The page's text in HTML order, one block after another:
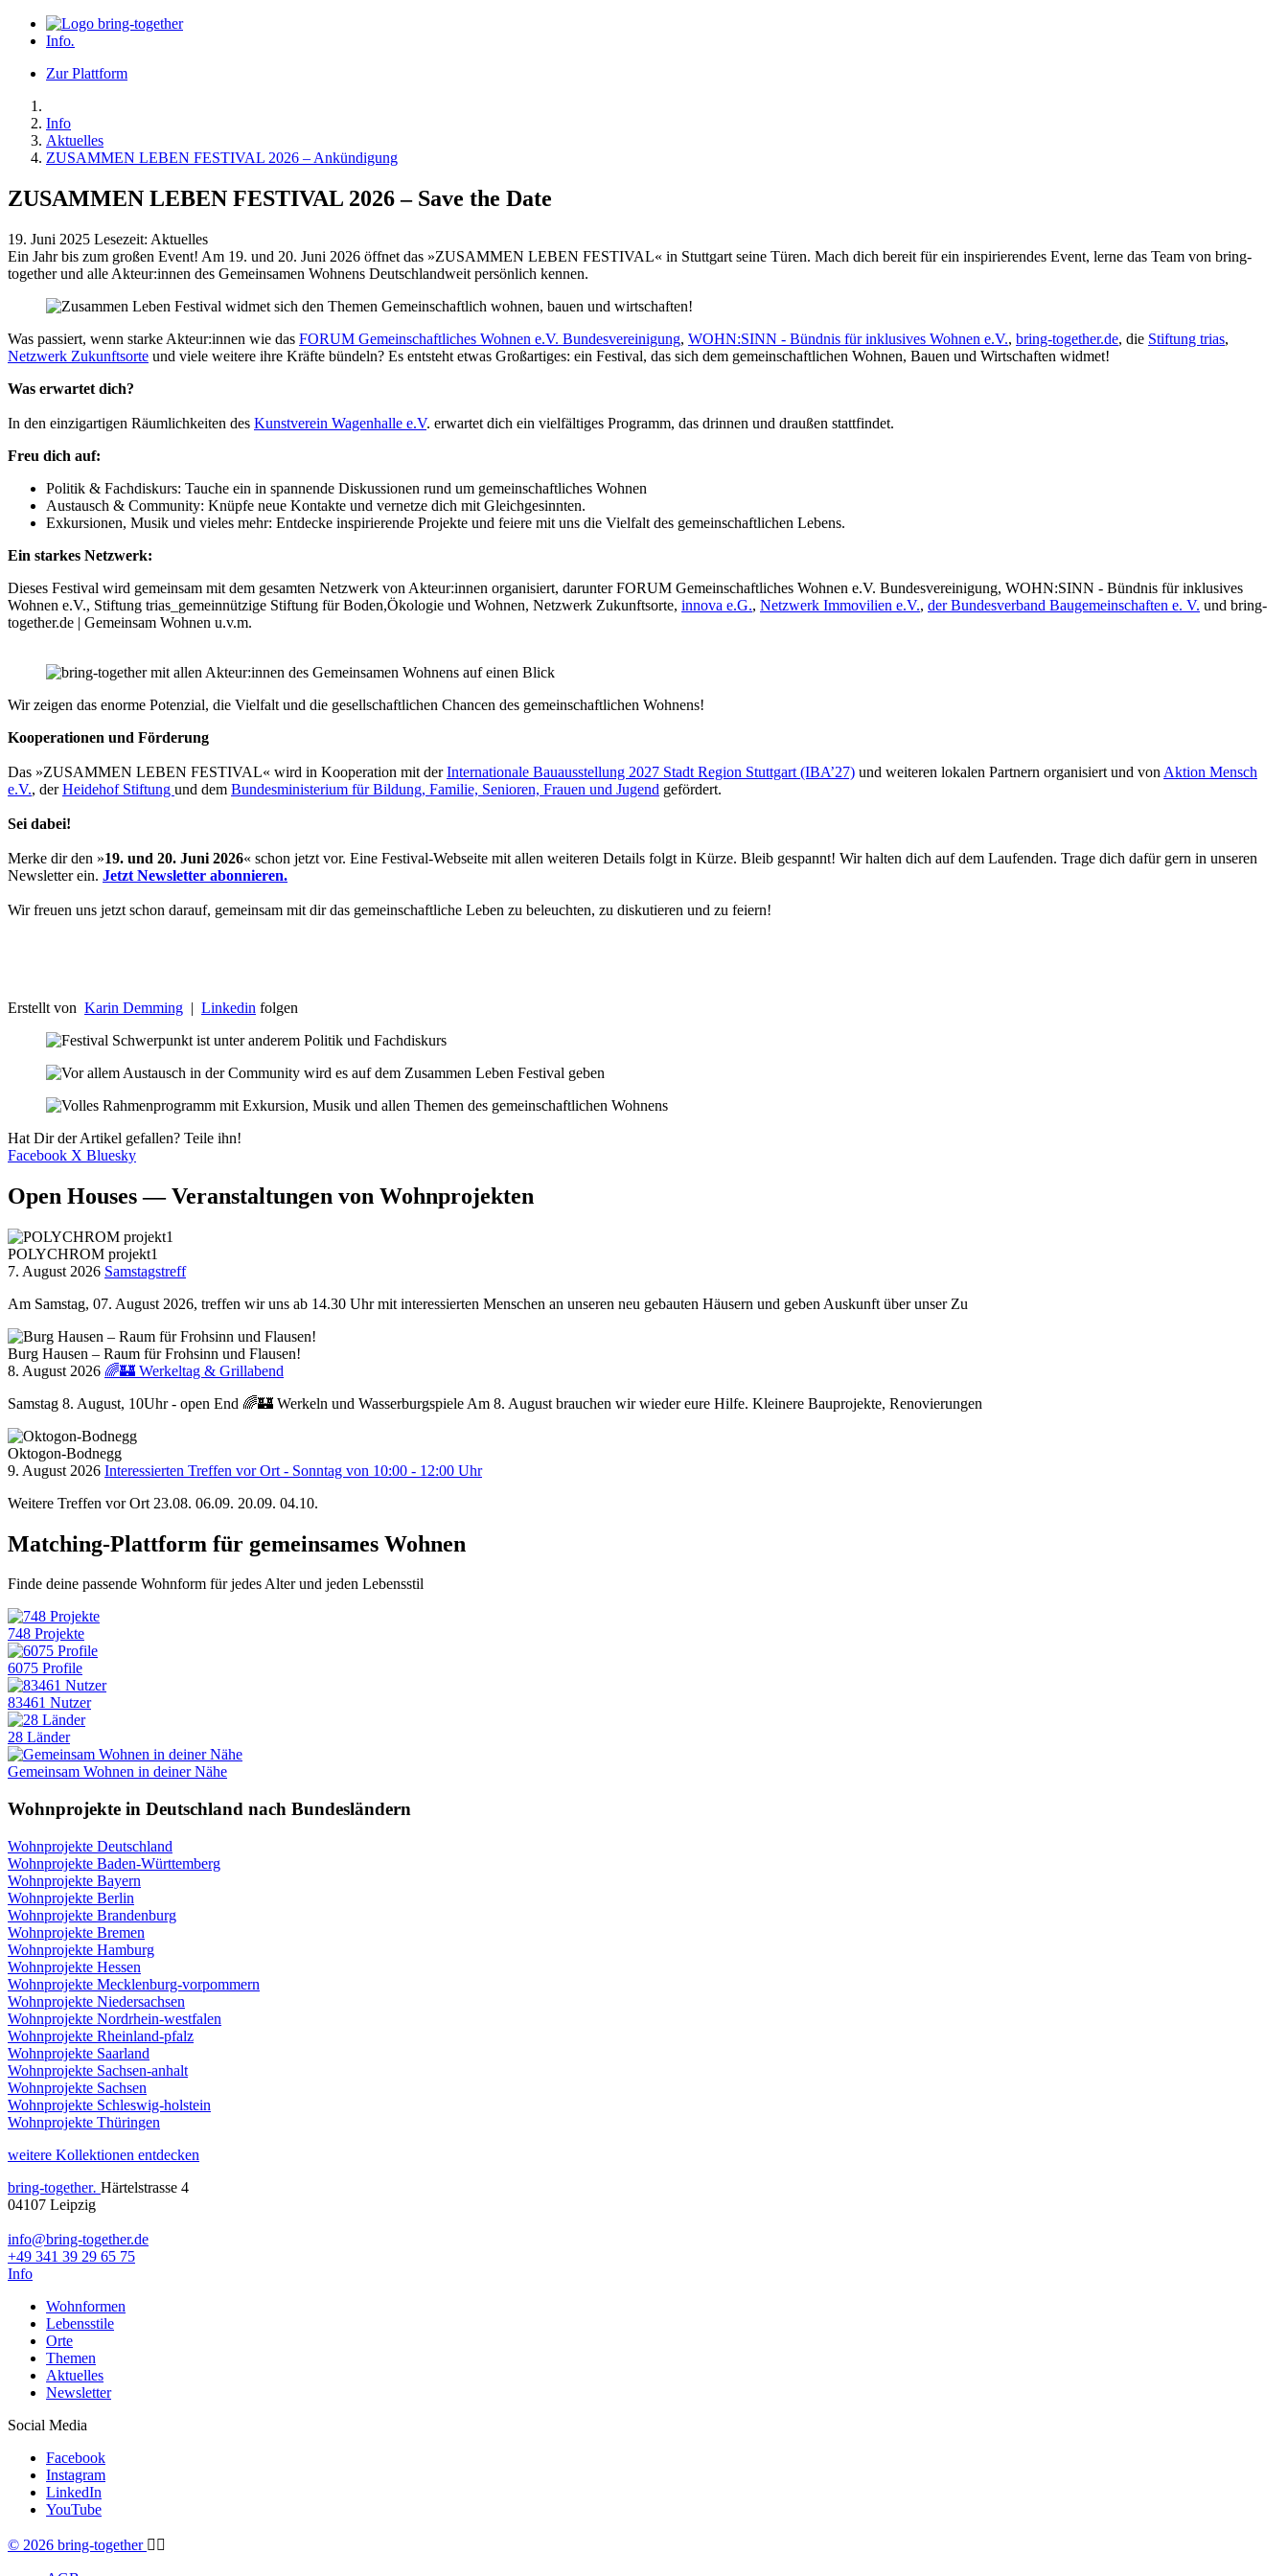
Info.
Zur Plattform
Info
Aktuelles
ZUSAMMEN LEBEN FESTIVAL 2026 – Ankündigung
ZUSAMMEN LEBEN FESTIVAL 2026 – Save the Date
19. Juni 2025 Lesezeit: Aktuelles
Ein Jahr bis zum großen Event! Am 19. und 20. Juni 2026 öffnet das »ZUSAMMEN LEBEN FESTIVAL« in Stuttgart seine Türen. Mach dich bereit für ein inspirierendes Event, lerne das Team von bring-
together und alle Akteur:innen des Gemeinsamen Wohnens Deutschlandweit persönlich kennen.
Was passiert, wenn starke Akteur:innen wie das FORUM Gemeinschaftliches Wohnen e.V. Bundesvereinigung, WOHN:SINN - Bündnis für inklusives Wohnen e.V., bring-together.de, die Stiftung trias,
Netzwerk Zukunftsorte und viele weitere ihre Kräfte bündeln? Es entsteht etwas Großartiges: ein Festival, das sich dem gemeinschaftlichen Wohnen, Bauen und Wirtschaften widmet!
Was erwartet dich?
In den einzigartigen Räumlichkeiten des Kunstverein Wagenhalle e.V. erwartet dich ein vielfältiges Programm, das drinnen und draußen stattfindet.
Freu dich auf:
Politik & Fachdiskurs: Tauche ein in spannende Diskussionen rund um gemeinschaftliches Wohnen
Austausch & Community: Knüpfe neue Kontakte und vernetze dich mit Gleichgesinnten.
Exkursionen, Musik und vieles mehr: Entdecke inspirierende Projekte und feiere mit uns die Vielfalt des gemeinschaftlichen Lebens.
Ein starkes Netzwerk:
Dieses Festival wird gemeinsam mit dem gesamten Netzwerk von Akteur:innen organisiert, darunter FORUM Gemeinschaftliches Wohnen e.V. Bundesvereinigung, WOHN:SINN - Bündnis für inklusives
Wohnen e.V., Stiftung trias_gemeinnützige Stiftung für Boden,Ökologie und Wohnen, Netzwerk Zukunftsorte, innova e.G., Netzwerk Immovilien e.V., der Bundesverband Baugemeinschaften e. V. und bring-
together.de | Gemeinsam Wohnen u.v.m.
Wir zeigen das enorme Potenzial, die Vielfalt und die gesellschaftlichen Chancen des gemeinschaftlichen Wohnens!
Kooperationen und Förderung
Das »ZUSAMMEN LEBEN FESTIVAL« wird in Kooperation mit derInternationale Bauausstellung 2027 Stadt Region Stuttgart (IBA’27) und weiteren lokalen Partnern organisiert und von Aktion Mensch
e.V., derHeidehof Stiftung und dem Bundesministerium für Bildung, Familie, Senioren, Frauen und Jugend gefördert.
Sei dabei!
Merke dir den »19. und 20. Juni 2026« schon jetzt vor. Eine Festival-Webseite mit allen weiteren Details folgt in Kürze. Bleib gespannt! Wir halten dich auf dem Laufenden. Trage dich dafür gern in unseren
Newsletter ein. Jetzt Newsletter abonnieren.
Wir freuen uns jetzt schon darauf, gemeinsam mit dir das gemeinschaftliche Leben zu beleuchten, zu diskutieren und zu feiern!
Erstellt von Karin Demming | Linkedin folgen
Hat Dir der Artikel gefallen? Teile ihn!
Facebook X Bluesky
Open Houses — Veranstaltungen von Wohnprojekten
POLYCHROM projekt1
7. August 2026 Samstagstreff
Am Samstag, 07. August 2026, treffen wir uns ab 14.30 Uhr mit interessierten Menschen an unseren neu gebauten Häusern und geben Auskunft über unser Zu
Burg Hausen – Raum für Frohsinn und Flausen!
8. August 2026 🌈🏰 Werkeltag & Grillabend
Samstag 8. August, 10Uhr - open End 🌈🏰 Werkeln und Wasserburgspiele Am 8. August brauchen wir wieder eure Hilfe. Kleinere Bauprojekte, Renovierungen
Oktogon-Bodnegg
9. August 2026 Interessierten Treffen vor Ort - Sonntag von 10:00 - 12:00 Uhr
Weitere Treffen vor Ort 23.08. 06.09. 20.09. 04.10.
Matching-Plattform für gemeinsames Wohnen
Finde deine passende Wohnform für jedes Alter und jeden Lebensstil
748 Projekte
6075 Profile
83461 Nutzer
28 Länder
Gemeinsam Wohnen in deiner Nähe
Wohnprojekte in Deutschland nach Bundesländern
Wohnprojekte Deutschland
Wohnprojekte Baden-Württemberg
Wohnprojekte Bayern
Wohnprojekte Berlin
Wohnprojekte Brandenburg
Wohnprojekte Bremen
Wohnprojekte Hamburg
Wohnprojekte Hessen
Wohnprojekte Mecklenburg-vorpommern
Wohnprojekte Niedersachsen
Wohnprojekte Nordrhein-westfalen
Wohnprojekte Rheinland-pfalz
Wohnprojekte Saarland
Wohnprojekte Sachsen-anhalt
Wohnprojekte Sachsen
Wohnprojekte Schleswig-holstein
Wohnprojekte Thüringen
weitere Kollektionen entdecken
bring-together. Härtelstrasse 4
04107 Leipzig
info@bring-together.de
+49 341 39 29 65 75
Info
Wohnformen
Lebensstile
Orte
Themen
Aktuelles
Newsletter
Social Media
Facebook
Instagram
LinkedIn
YouTube
© 2026 bring-together 🏳️‍🌈